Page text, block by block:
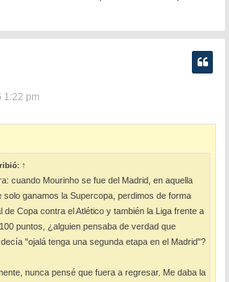
1:22 pm
↑
cuando Mourinho se fue del Madrid, en aquella
solo ganamos la Supercopa, perdimos de forma
de Copa contra el Atlético y también la Liga frente a
puntos, ¿alguien pensaba de verdad que
"ojalá tenga una segunda etapa en el Madrid"?
nunca pensé que fuera a regresar. Me daba la